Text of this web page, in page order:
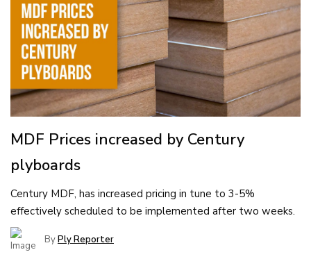
MDF Prices increased by Century
plyboards
Century MDF, has increased pricing in tune to 3-5%
effectively scheduled to be implemented after two weeks.
ByPly Reporter